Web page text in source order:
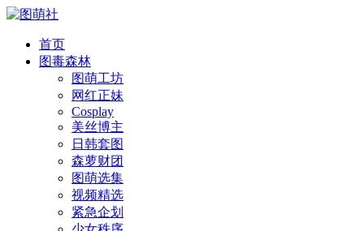
首页
图毒森林
图萌工坊
网红正妹
Cosplay
美丝博主
日韩套图
森萝财团
图萌选集
视频精选
紧急企划